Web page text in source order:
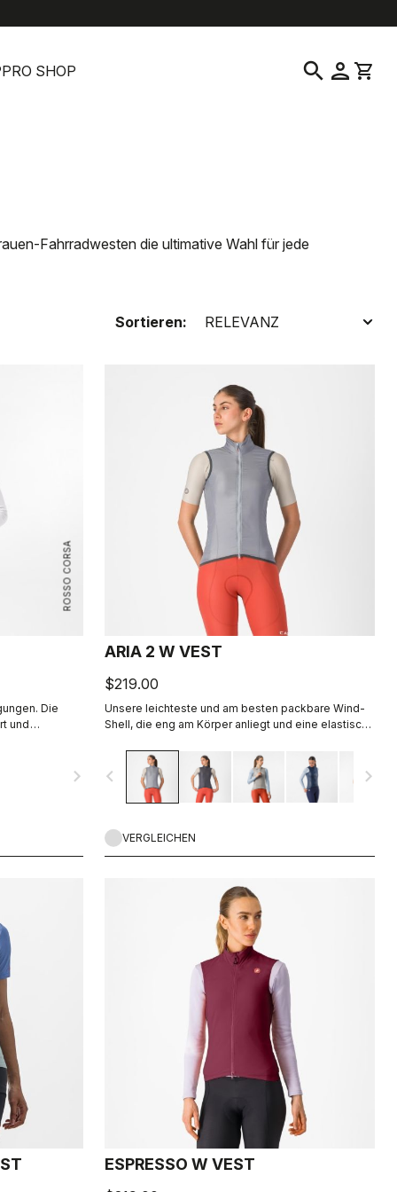
PRO SHOP search person shopping_cart
Fahrradwesten die ultimative Wahl für jede
Sortieren:
ROSSO CORSA
Die
und
navigate_next
ARIA 2 W VEST
$219.00
Unsere leichteste und am besten packbare Wind-
Shell, die eng am Körper anliegt und eine elastische
vorne wirkungsvoll ab, ohne zu Überhitzung zu
führen.
navigate_before navigate_next
VERGLEICHEN
ESPRESSO W VEST